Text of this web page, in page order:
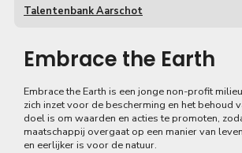
Talentenbank Aarschot
Embrace the Earth
Embrace the Earth is een jonge non-profit
zich inzet voor de bescherming en het behoud
doel is om waarden en acties te promoten,
maatschappij overgaat op een manier van
en eerlijker is voor de natuur.